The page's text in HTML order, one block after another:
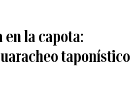
en la capota:
taponístico